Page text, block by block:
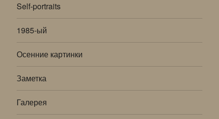
Self-portraits
1985-ый
Осенние картинки
Заметка
Галерея